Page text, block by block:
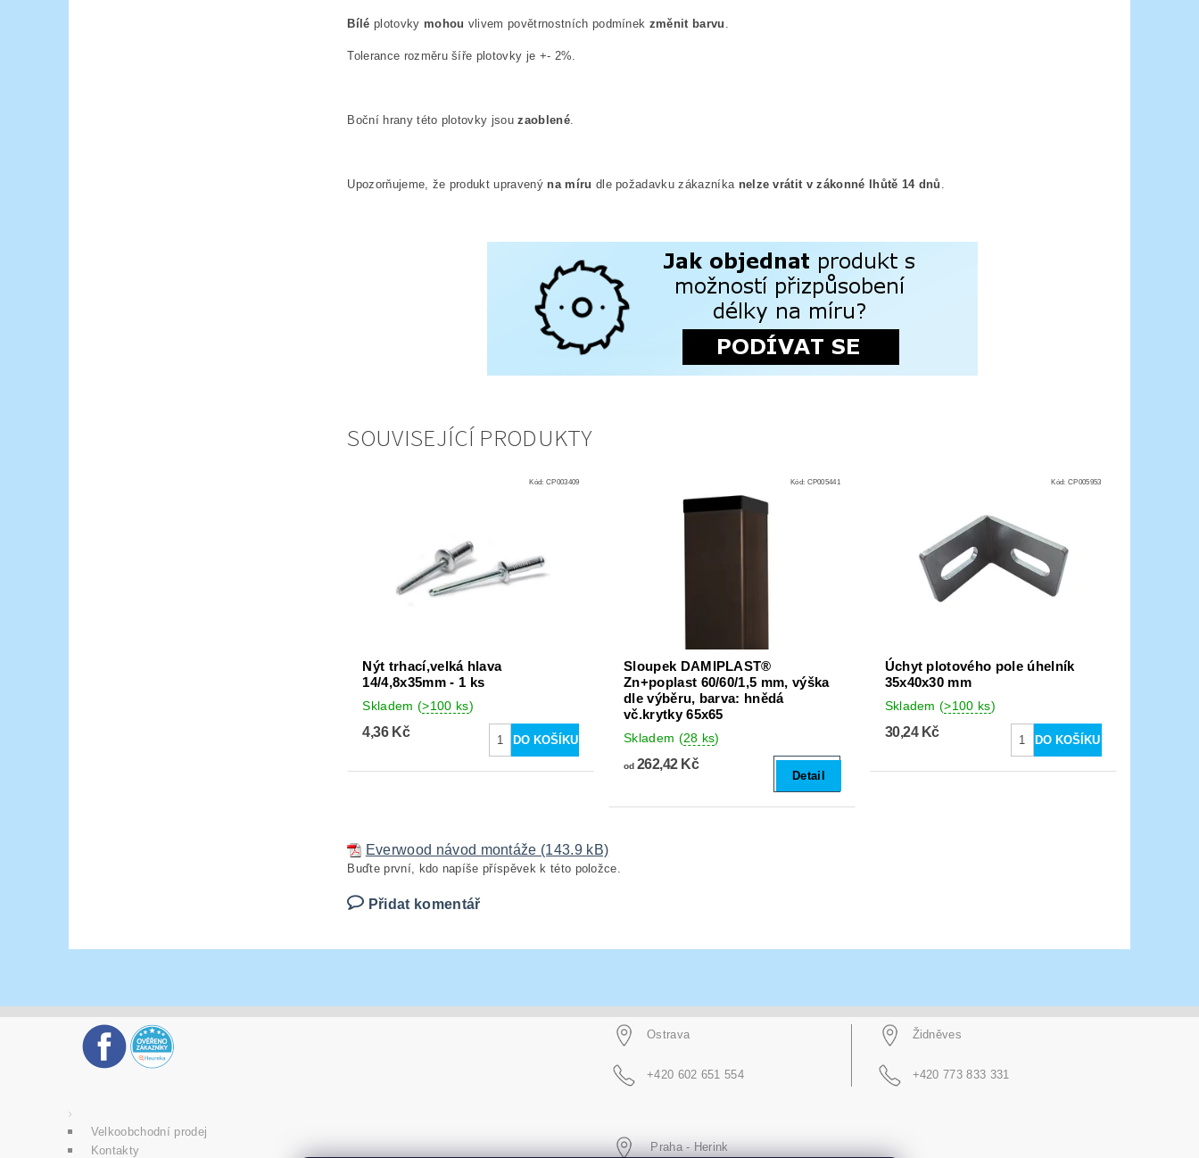
Bílé plotovky mohou vlivem povětrnostních podmínek změnit barvu .
Tolerance rozměru šíře plotovky je +- 2%.
Boční hrany této plotovky jsouzaoblené.
Upozorňujeme, že produkt upravený na míru dle požadavku zákazníka nelze vrátit v zákonné lhůtě 14 dnů .
SOUVISEJÍCÍ PRODUKTY
Kód: CP003409
Nýt trhací,velká hlava
14/4,8x35mm - 1 ks
Skladem (>100 ks)
4,36 Kč
Kód: CP005441
Sloupek DAMIPLAST®
Zn+poplast 60/60/1,5 mm, výška
dle výběru, barva: hnědá
vč.krytky 65x65
Skladem (28 ks)
od262,42 Kč
Detail
Kód:CP005953
Úchyt plotového pole úhelník
35x40x30 mm
Skladem(>100 ks)
30,24 Kč
Everwood návod montáže (143.9 kB)
Buďte první, kdo napíše příspěvek k této položce.
Přidat komentář
Ostrava
+420 602 651 554
Židněves
+420 773 833 331
Velkoobchodní prodej
Kontakty
Praha - Herink